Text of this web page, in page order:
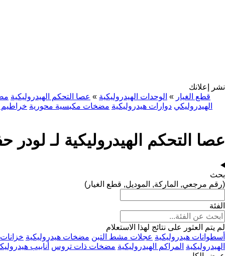
نشر إعلانك
قطع الغيار » الوحدات الهيدروليكية » عصا التحكم الهيدروليكية
الهيدروليكي دوارات هيدروليكية مضخات مكبسية محورية خراطيم
عصا التحكم الهيدروليكية لـ لودر
بحث
(رقم مرجعي, الماركة, الموديل, قطع الغيار)
الفئة
لم يتم العثور على نتائج لهذا الاستعلام
أسطوانات هيدروليكية عجلات مشط التبن مضخات هيدروليكية
الهيدروليكية المراكم الهيدروليكية مضخات ذات تروس أنابيب